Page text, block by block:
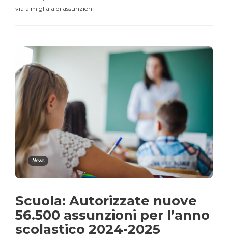
via a migliaia di assunzioni
News
Scuola: Autorizzate nuove
56.500 assunzioni per l’anno
scolastico 2024-2025